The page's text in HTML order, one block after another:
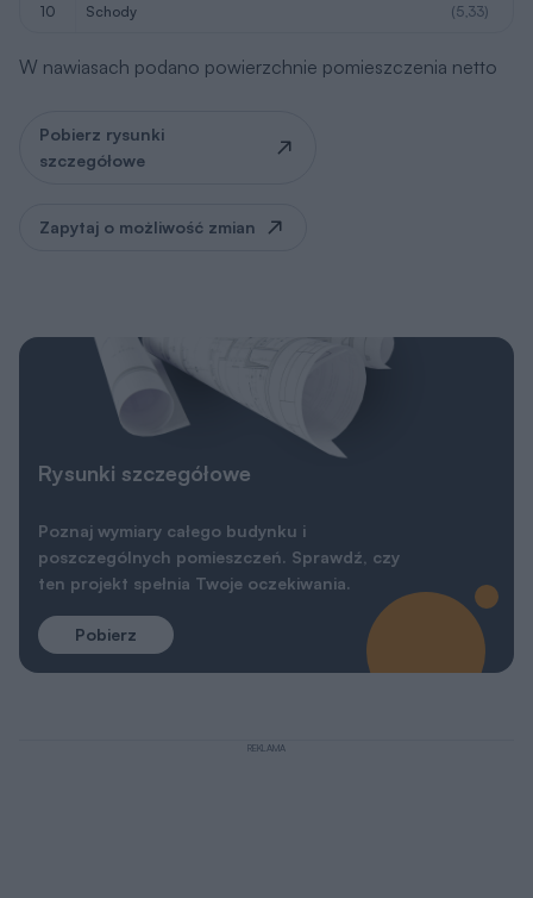
10 schody (5,33)
W nawiasach podano powierzchnie pomieszczenia netto
Pobierz rysunki
szczegółowe
Zapytaj o możliwość zmian
Rysunki szczegółowe
Poznaj wymiary całego budynku i
poszczególnych pomieszczeń. Sprawdź, czy
ten projekt spełnia Twoje oczekiwania.
Pobierz
REKLAMA